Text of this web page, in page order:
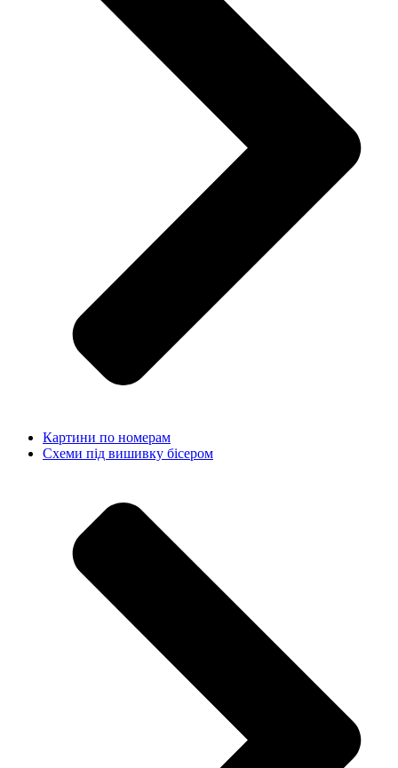
Картини по номерам
Схеми під вишивку бісером